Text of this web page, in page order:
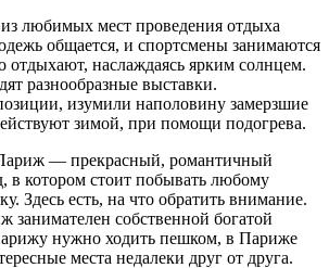
любимых мест проведения отдыха
общается, и спортсмены занимаются
отдыхают, наслаждаясь ярким солнцем.
разнообразные выставки.
изумили наполовину замерзшие
зимой, при помощи подогрева.
— прекрасный, романтичный
в котором стоит побывать любому
Здесь есть, на что обратить внимание.
занимателен собственной богатой
нужно ходить пешком, в Париже
места недалеки друг от друга.